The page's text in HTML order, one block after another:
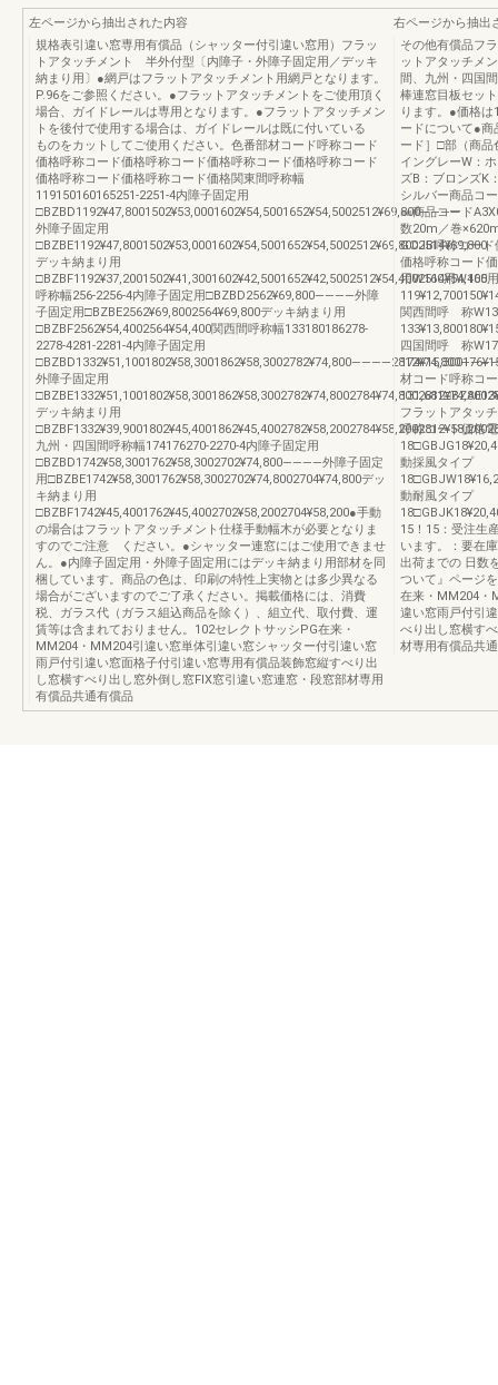
左ページから抽出された内容
規格表引違い窓専用有償品（シャッター付引違い窓用）フラッ
トアタッチメント 半外付型〔内障子・外障子固定用／デッキ
納まり用〕●網戸はフラットアタッチメント用網戸となります。
P.96をご参照ください。●フラットアタッチメントをご使用頂く
場合、ガイドレールは専用となります。●フラットアタッチメン
トを後付で使用する場合は、ガイドレールは既に付いている
ものをカットしてご使用ください。色番部材コード呼称コード
価格呼称コード価格呼称コード価格呼称コード価格呼称コード
価格呼称コード価格呼称コード価格関東間呼称幅
119150160165251-2251-4内障子固定用
□BZBD1192¥47,8001502¥53,0001602¥54,5001652¥54,5002512¥69,800――――
外障子固定用
□BZBE1192¥47,8001502¥53,0001602¥54,5001652¥54,5002512¥69,8002514¥69,800
デッキ納まり用
□BZBF1192¥37,2001502¥41,3001602¥42,5001652¥42,5002512¥54,4002514¥54,400
呼称幅256-2256-4内障子固定用□BZBD2562¥69,800――――外障
子固定用□BZBE2562¥69,8002564¥69,800デッキ納まり用
□BZBF2562¥54,4002564¥54,400関西間呼称幅133180186278-
2278-4281-2281-4内障子固定用
外障子固定用
デッキ納まり用
九州・四国間呼称幅174176270-2270-4内障子固定用
□BZBD1742¥58,3001762¥58,3002702¥74,800――――外障子固定
用□BZBE1742¥58,3001762¥58,3002702¥74,8002704¥74,800デッ
キ納まり用
□BZBF1742¥45,4001762¥45,4002702¥58,2002704¥58,200●手動
の場合はフラットアタッチメント仕様手動幅木が必要となりま
すのでご注意 ください。●シャッター連窓にはご使用できませ
ん。●内障子固定用・外障子固定用にはデッキ納まり用部材を同
梱しています。商品の色は、印刷の特性上実物とは多少異なる
場合がございますのでご了承ください。掲載価格には、消費
税、ガラス代（ガラス組込商品を除く）、組立代、取付費、運
賃等は含まれておりません。102セレクトサッシPG在来・
MM204・MM204引違い窓単体引違い窓シャッター付引違い窓
雨戸付引違い窓面格子付引違い窓専用有償品装飾窓縦すべり出
し窓横すべり出し窓外倒し窓FIX窓引違い窓連窓・段窓部材専用
有償品共通有償品
右ページから抽出
その他有償品フ
ットアタッチメ
間、九州・四国
棒連窓目板セッ
ります。●価格
ードについて●商
ード］□部（商品
イングレーW：
ズB：ブロンズK
シルバー商品コ
㎜商品コード
数20m／巻
GCJB呼称コー
価格呼称コード
用W160用W165
関西間呼 称
四国間呼 称
材コード呼称コ
フラットアタッ
呼称コード価格
動採風タイプ
動耐風タイプ
15！15：受注生
います。：要在
出荷までの 日数
ついて』ページ
在来・MM204・
違い窓雨戸付引
べり出し窓横す
材専用有償品共